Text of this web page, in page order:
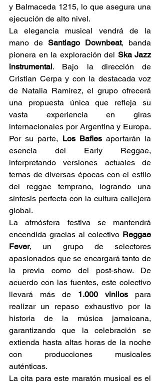
y Balmaceda 1215, lo que asegura una
ejecución de alto nivel.
La elegancia musical vendrá de la
mano de Santiago Downbeat, banda
pionera en la exploración del Ska Jazz
instrumental. Bajo la dirección de
Cristian Cerpa y con la destacada voz
de Natalia Ramírez, el grupo ofrecerá
una propuesta única que refleja su
vasta experiencia en giras
internacionales por Argentina y Europa.
Por su parte, Los Bafles aportarán la
esencia del Early Reggae,
interpretando versiones actuales de
temas de diversas épocas con el estilo
del reggae temprano, logrando una
síntesis perfecta con la cultura callejera
global.
La atmósfera festiva se mantendrá
encendida gracias al colectivo Reggae
Fever, un grupo de selectores
apasionados que se encargará tanto de
la previa como del post-show. De
acuerdo con las fuentes, este colectivo
llevará más de 1.000 vinilos para
realizar un repaso exhaustivo por la
historia de la música jamaicana,
garantizando que la celebración se
extienda hasta altas horas de la noche
con producciones musicales
auténticas.